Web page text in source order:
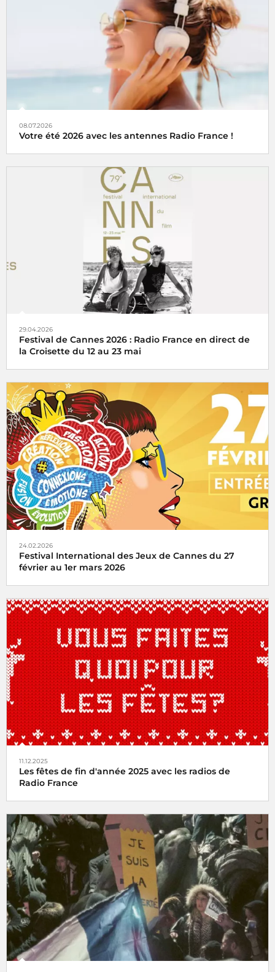
08.07.2026
Votre été 2026 avec les antennes Radio France !
Que vous soyez sur la route des vacances, posé chez vous
ou encore au travail, les antennes de Radio France vous
accompagnent tout l’été !
29.04.2026
Festival de Cannes 2026 : Radio France en direct de
la Croisette du 12 au 23 mai
Radio France, partenaire historique du Festival de Cannes
24.02.2026
Festival International des Jeux de Cannes du 27
février au 1er mars 2026
Radio France partenaire du Festival International des
Jeux de Cannes du 27 février au 1er mars 2026
11.12.2025
Les fêtes de fin d'année 2025 avec les radios de
Radio France
Les antennes de Radio France vous accompagnent
pendant les fêtes de fin d'année